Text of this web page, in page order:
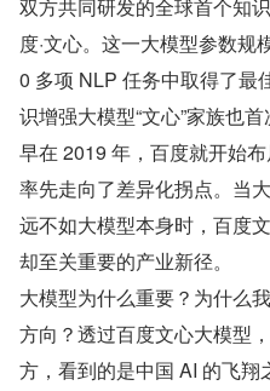
双方共同研发的全球首个
度·文心。这一大模型参数
0 多项 NLP 任务中取得了最
识增强大模型“文心”家族也首
早在 2019 年，百度就开始
率先走向了差异化拐点。当
远不如大模型本身时，百度
却至关重要的产业新径。
大模型为什么重要？为什么
方向？透过百度文心大模型
方，看到的是中国 AI 的飞翔